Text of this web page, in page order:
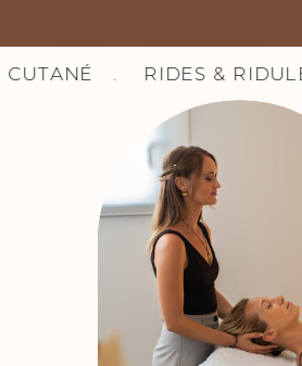
CUTANÉ . RIDES &